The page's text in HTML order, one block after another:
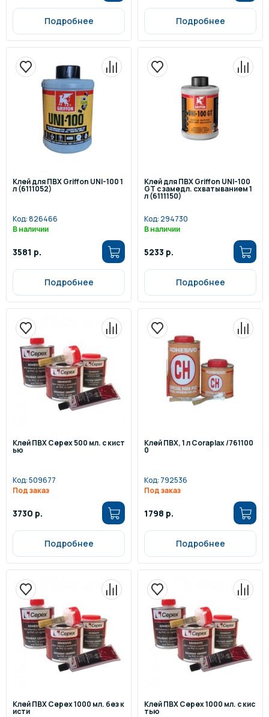
Подробнее Подробнее
Клей для ПВХ Griffon UNI-100 1
л (6111052)
Код:826466
В наличии
3581 р.
Подробнее
Клей для ПВХ Griffon UNI-100
GT с замедл. схватыванием 1
л (6111150)
Код: 294730
В наличии
5233 р.
Подробнее
Клей ПВХ Cepex 500 мл. с кист
ью
Код:509677
Под заказ
3730 р.
Подробнее
Клей ПВХ, 1 л Coraplax /761100
0
Код: 792536
Под заказ
1798 р.
Подробнее
Клей ПВХ Cepex 1000 мл. без к
исти
Клей ПВХ Cepex 1000 мл. с кис
тью